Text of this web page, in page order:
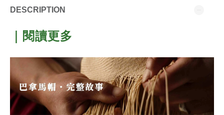
DESCRIPTION
｜閱讀更多